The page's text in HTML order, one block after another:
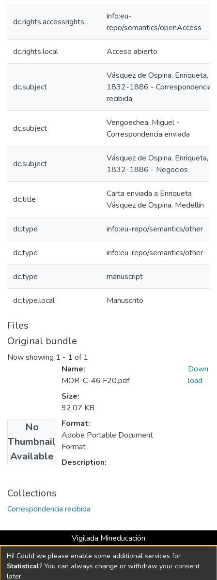
dc.rights.accessrights
info:eu-
repo/semantics/openAccess
dc.rights.local Acceso abierto
dc.subject
Vásquez de Ospina, Enriqueta,
1832-1886 - Correspondencia
recibida
dc.subject
Vengoechea, Miguel -
Correspondencia enviada
dc.subject
Vásquez de Ospina, Enriqueta,
1832-1886 - Negocios
dc.title
Carta enviada a Enriqueta
Vásquez de Ospina, Medellín
dc.type info:eu-repo/semantics/other
dc.type info:eu-repo/semantics/other
dc.type manuscript
dc.type.local Manuscrito
Files
Original bundle
Now showing 1 - 1 of 1
No
Thumbnail
Available
Name:
MOR-C-46 F20.pdf
Size:
92.07 KB
Format:
Adobe Portable Document
Format
Description:
Down
load
Collections
Correspondencia recibida
Vigilada Mineducación
Universidad con Acreditación Institucional hasta 2026 -
Resolución MEN 2158 de 2018
Hi! Could we please enable some additional services for
Statistical? You can always change or withdraw your consent
later.